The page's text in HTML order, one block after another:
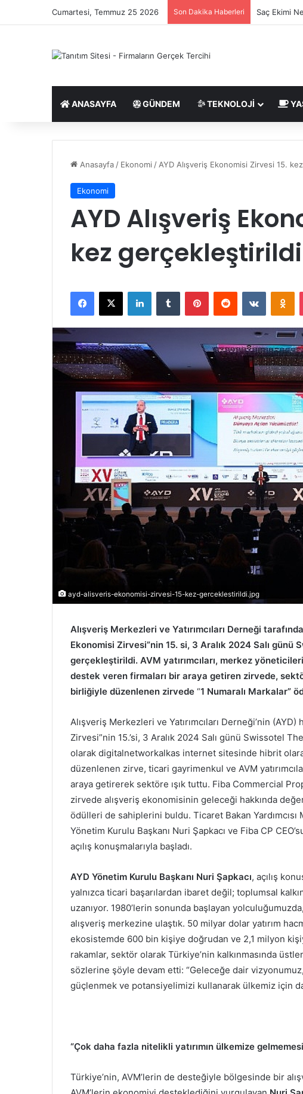
Cumartesi, Temmuz 25 2026 Son Dakika Haberleri Saç Ekimi
ANASAYFA GÜNDEM TEKNOLOJI
Anasayfa / Ekonomi / AYD Alışveriş Ekonomisi Zirvesi 15.
Ekonomi
AYD Alışveriş
kez gerçekleştirildi
ayd-alisveris-ekonomisi-zirvesi-15-kez-gerceklestirildi.jpg
Alışveriş Merkezleri ve Yatırımcıları Derneği
Ekonomisi Zirvesi”nin 15. si, 3 Aralık 2024 Salı günü
gerçekleştirildi. AVM yatırımcıları, merkez
destek veren firmaları bir araya getiren zirvede,
birliğiyle düzenlenen zirvede “1 Numaralı Markalar”
Alışveriş Merkezleri ve Yatırımcıları Derneği’nin
Zirvesi”nin 15.’si, 3 Aralık 2024 Salı günü Swissotel
olarak digitalnetworkalkas internet sitesinde hibrit
düzenlenen zirve, ticari gayrimenkul ve AVM
araya getirerek sektöre ışık tuttu. Fiba Commercial
zirvede alışveriş ekonomisinin geleceği hakkında
ödülleri de sahiplerini buldu. Ticaret Bakan Yardımcısı
Yönetim Kurulu Başkanı Nuri Şapkacı ve Fiba CP
açılış konuşmalarıyla başladı.
AYD Yönetim Kurulu Başkanı Nuri Şapkacı, açılış
yalnızca ticari başarılardan ibaret değil; toplumsal
uzanıyor. 1980’lerin sonunda başlayan
alışveriş merkezine ulaştık. 50 milyar dolar yatırım
ekosistemde 600 bin kişiye doğrudan ve 2,1 milyon
rakamlar, sektör olarak Türkiye’nin kalkınmasında
sözlerine şöyle devam etti: “Geleceğe dair
güçlenmek ve potansiyelimizi kullanarak ülkemiz için
“Çok daha fazla nitelikli yatırımın ülkemize
Türkiye’nin, AVM’lerin de desteğiyle bölgesinde bir